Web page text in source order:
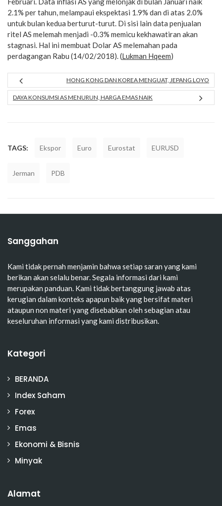
2.1% per tahun, melampaui ekspektasi 1.9% dan di atas 2.0%
untuk bulan kedua berturut-turut. Di sisi lain data penjualan
ritel AS melemah menjadi -0.3% memicu kekhawatiran akan
stagnasi. Hal ini membuat Dolar AS melemahan pada
perdagangan Rabu (14/02/2018). (Lukman Hqeem)
HONG KONG DAN KOREA MENGUAT, JEPANG LOYO
DAYA KONSUMSI AS MENURUN, HARGA EMAS NAIK
TAGS: Ekspor Euro Eurostat EURUSD
Jerman PDB
Sanggahan
Kami tidak pernah menjamin bahwa setiap saran yang kami
berikan akan selalu benar. Segala informasi dari kami
merupakan panduan. Kami tidak bertanggung jawab atas
kerugian dalam konteks apapun baik yang bersifat materi
ataupun non materi yang disebabkan oleh sebagian atau
keseluruhan informasi yang kami distribusikan.
Kategori
BERANDA
Index Saham
Forex
Emas
Ekonomi & Bisnis
Minyak
Alamat